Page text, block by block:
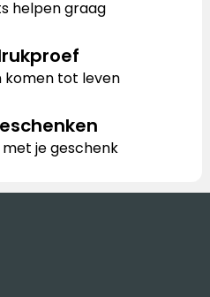
helpen graag
komen tot leven
je geschenk